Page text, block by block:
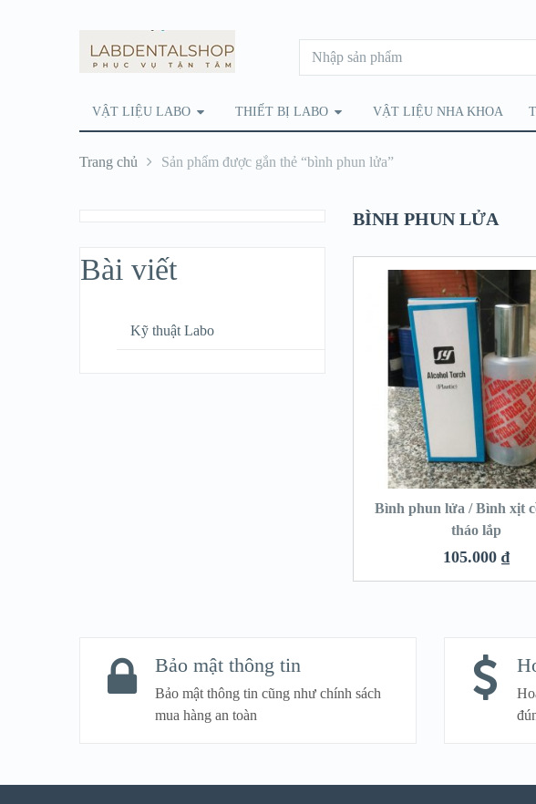
VẬT LIỆU LABO THIẾT BỊ LABO VẬT LIỆU NHA KHOA
Trang chủ Sản phẩm được gắn thẻ “bình phun lửa”
BÌNH PHUN LỬA
Bình phun lửa / Bình xịt
tháo lắp
105.000 ₫
Bài viết
Kỹ thuật Labo
Bảo mật thông tin
Bảo mật thông tin cũng như chính sách
mua hàng an toàn